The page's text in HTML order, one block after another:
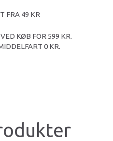
FRA 49 KR
KØB FOR 599 KR.
0 KR.